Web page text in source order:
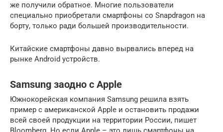
же получили обратное. Многие пользователи
специально приобретали смартфоны со Snapdragon на
борту, только ради большей производительности.
Китайские смартфоны давно вырвались вперед на
рынке Android устройств.
Samsung заодно с Apple
Южнокорейская компания Samsung решила взять
пример с американской Apple и остановить продажи
всей своей продукции на территории России, пишет